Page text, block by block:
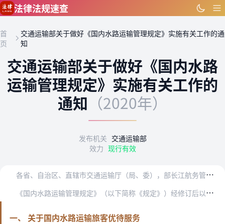
跳到主要内容
法律法规速查
首
页
交通运输部关于做好《国内水路运输管理规定》实施有关工作的通
知
交通运输部关于做好《国内水路
运输管理规定》实施有关工作的
通知 （2020年）
发布机关 交通运输部
效力 现行有效
各
省、自治区、直辖市交通运输厅（局、委），部长江航务管理局、珠江航务管理局，中国船级社，各直属海事局：
《
国内水路运输管理规定》（以下简称《规定》）经修订后以交通运输部令2020年第4号发布，为做好《规定》实施工作，现将有关事项通知如下：
一、 关于国内水路运输旅客优待服务